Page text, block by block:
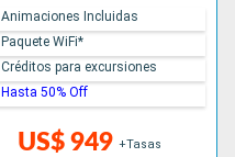
US$ 949 +Tasas
Animaciones Incluidas
Paquete WiFi*
Créditos para excursiones
Hasta 50% Off